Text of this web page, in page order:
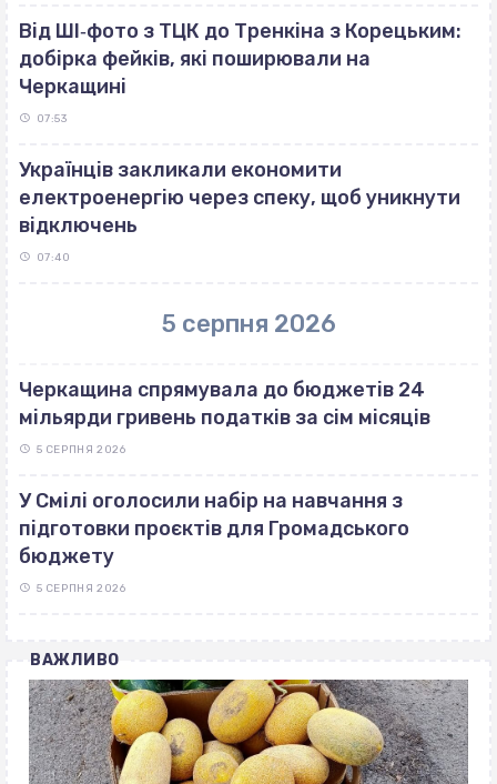
Від ШІ‐фото з ТЦК до Тренкіна з Корецьким:
добірка фейків, які поширювали на
Черкащині
07:53
Українців закликали економити
електроенергію через спеку, щоб уникнути
відключень
07:40
5 серпня 2026
Черкащина спрямувала до бюджетів 24
мільярди гривень податків за сім місяців
5 СЕРПНЯ 2026
У Смілі оголосили набір на навчання з
підготовки проєктів для Громадського
бюджету
5 СЕРПНЯ 2026
ВАЖЛИВО